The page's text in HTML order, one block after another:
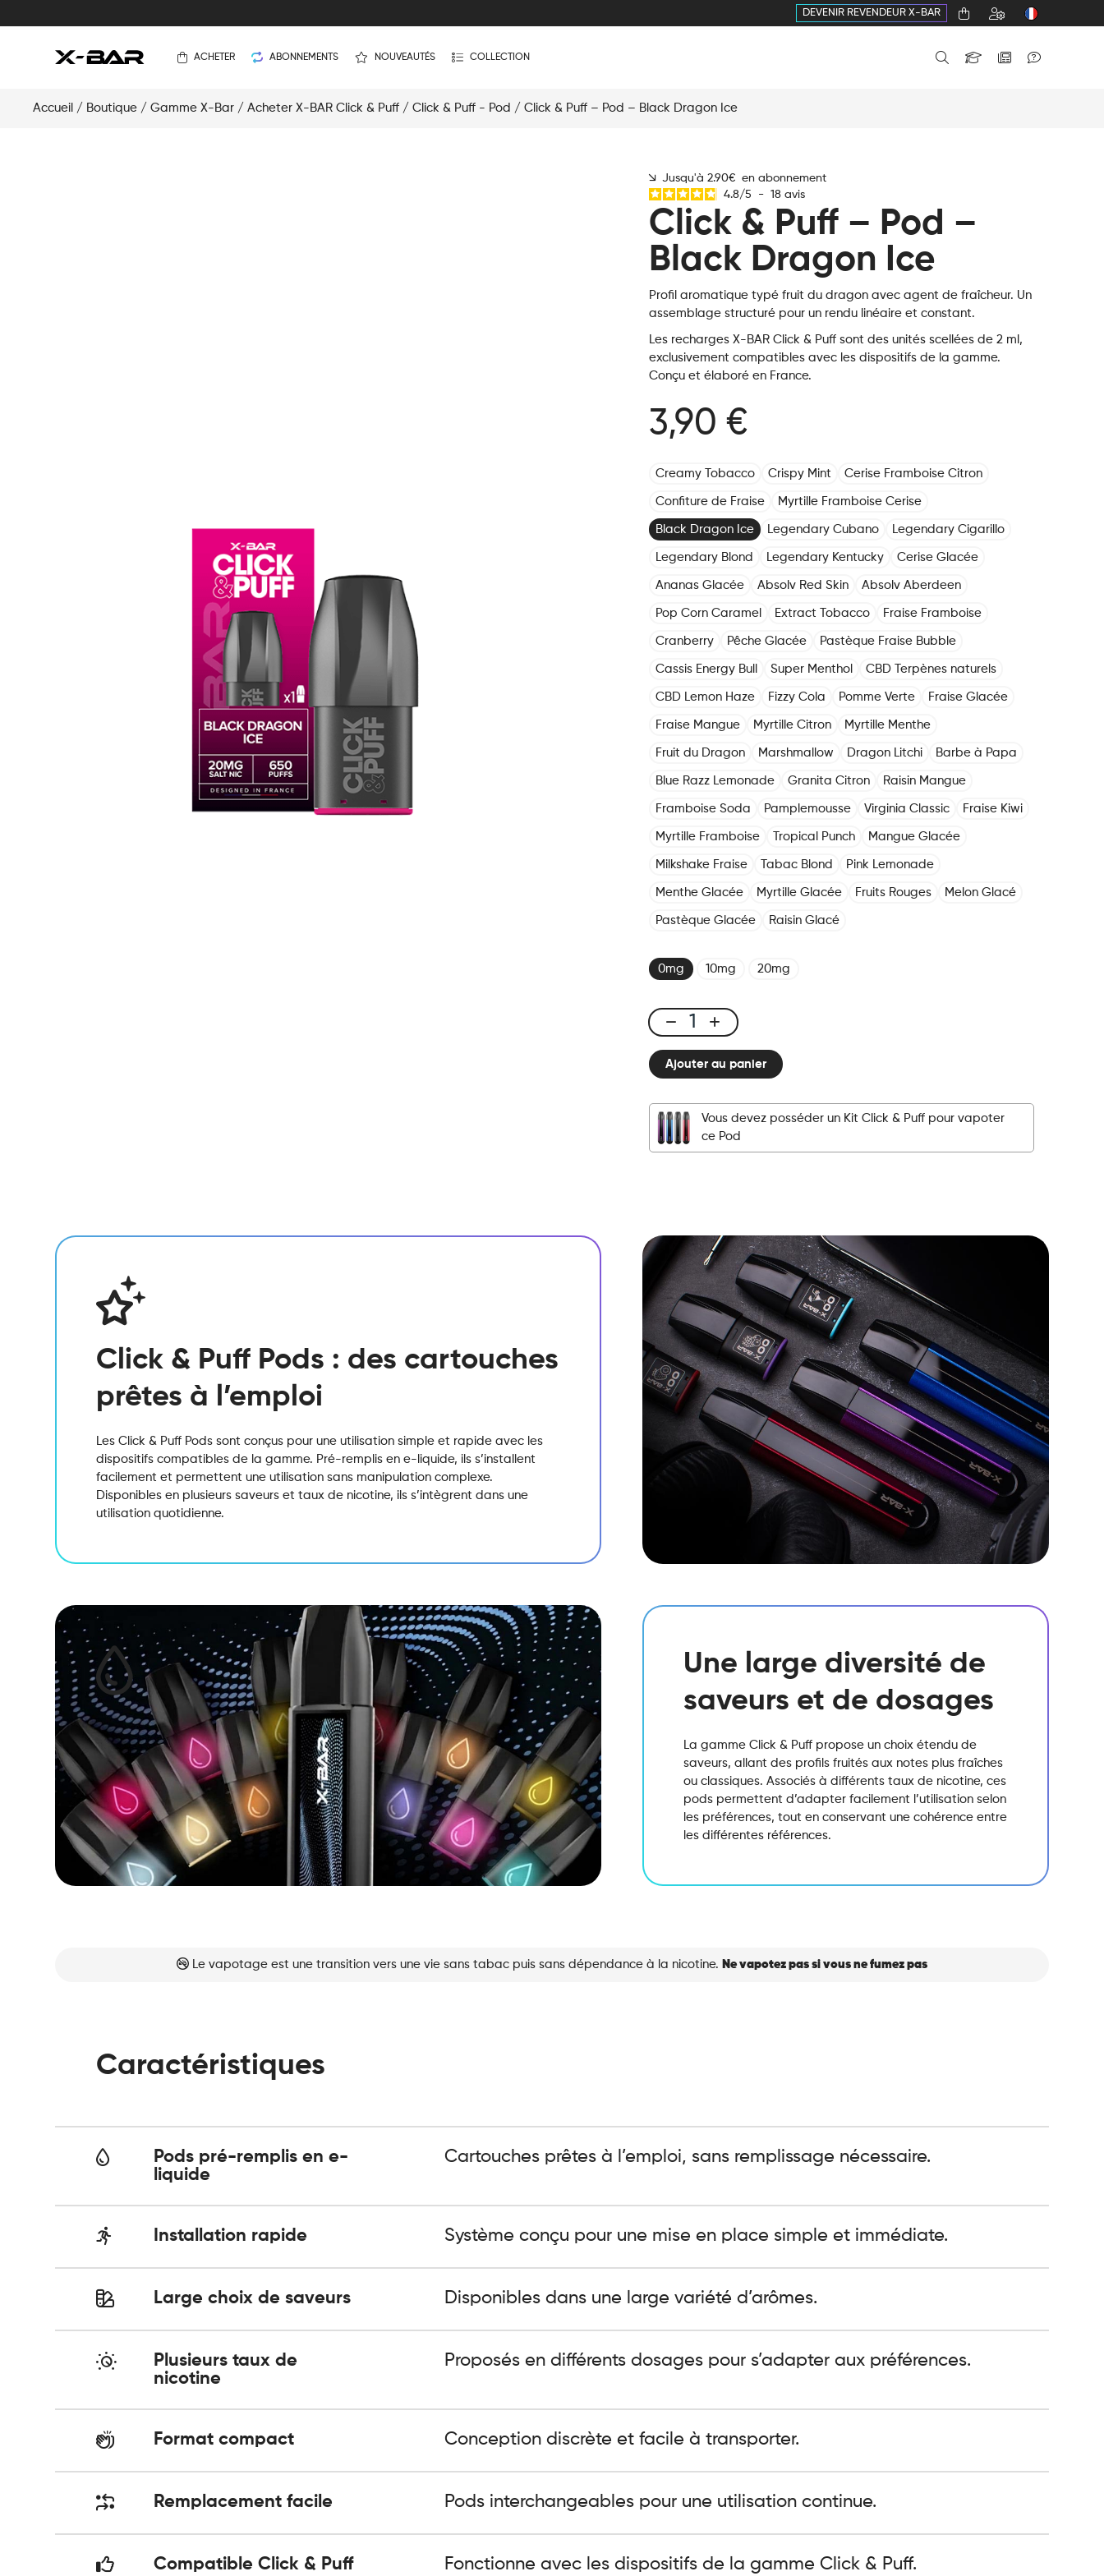
DEVENIR REVENDEUR X-BAR
ACHETER ABONNEMENTS NOUVEAUTÉS COLLECTION
Accueil / Boutique / Gamme X-Bar / Acheter X-BAR Click & Puff / Click & Puff - Pod / Click & Puff – Pod – Black Dragon Ice
Jusqu'à 2.90€ en abonnement
4.8/5 - 18 avis
Click & Puff – Pod –
Black Dragon Ice
Profil aromatique typé fruit du dragon avec agent de fraîcheur. Un
assemblage structuré pour un rendu linéaire et constant.
Les recharges X-BAR Click & Puff sont des unités scellées de 2 ml,
exclusivement compatibles avec les dispositifs de la gamme.
Conçu et élaboré en France.
3,90 €
Creamy Tobacco Crispy Mint Cerise Framboise Citron
Confiture de Fraise Myrtille Framboise Cerise
Black Dragon Ice Legendary Cubano Legendary Cigarillo
Legendary Blond Legendary Kentucky Cerise Glacée
Ananas Glacée Absolv Red Skin Absolv Aberdeen
Pop Corn Caramel Extract Tobacco Fraise Framboise
Cranberry Pêche Glacée Pastèque Fraise Bubble
Cassis Energy Bull Super Menthol CBD Terpènes naturels
CBD Lemon Haze Fizzy Cola Pomme Verte Fraise Glacée
Fraise Mangue Myrtille Citron Myrtille Menthe
Fruit du Dragon Marshmallow Dragon Litchi Barbe à Papa
Blue Razz Lemonade Granita Citron Raisin Mangue
Framboise Soda Pamplemousse Virginia Classic Fraise Kiwi
Myrtille Framboise Tropical Punch Mangue Glacée
Milkshake Fraise Tabac Blond Pink Lemonade
Menthe Glacée Myrtille Glacée Fruits Rouges Melon Glacé
Pastèque Glacée Raisin Glacé
0mg 10mg 20mg
Click
Puff
Pod
Black
Dragon
Ajouter au panier
Vous devez posséder un Kit Click & Puff pour vapoter
ce Pod
Click & Puff Pods : des cartouches
prêtes à l’emploi
Les Click & Puff Pods sont conçus pour une utilisation simple et rapide avec les
dispositifs compatibles de la gamme. Pré-remplis en e-liquide, ils s’installent
facilement et permettent une utilisation sans manipulation complexe.
Disponibles en plusieurs saveurs et taux de nicotine, ils s’intègrent dans une
utilisation quotidienne.
Une large diversité de
saveurs et de dosages
La gamme Click & Puff propose un choix étendu de
saveurs, allant des profils fruités aux notes plus fraîches
ou classiques. Associés à différents taux de nicotine, ces
pods permettent d’adapter facilement l’utilisation selon
les préférences, tout en conservant une cohérence entre
les différentes références.
Le vapotage est une transition vers une vie sans tabac puis sans dépendance à la nicotine. Ne vapotez pas si vous ne fumez pas
Caractéristiques
Pods pré-remplis en e-
liquide
Cartouches prêtes à l’emploi, sans remplissage nécessaire.
Installation rapide Système conçu pour une mise en place simple et immédiate.
Large choix de saveurs Disponibles dans une large variété d’arômes.
Plusieurs taux de
nicotine
Proposés en différents dosages pour s’adapter aux préférences.
Format compact Conception discrète et facile à transporter.
Remplacement facile Pods interchangeables pour une utilisation continue.
Compatible Click & Puff Fonctionne avec les dispositifs de la gamme Click & Puff.